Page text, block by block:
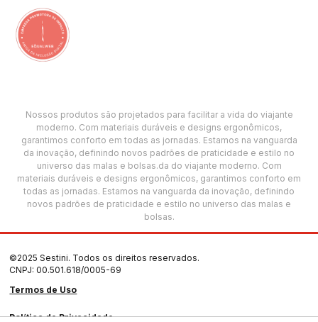
Nossos produtos são projetados para facilitar a vida do viajante
moderno. Com materiais duráveis e designs ergonômicos,
garantimos conforto em todas as jornadas. Estamos na vanguarda
da inovação, definindo novos padrões de praticidade e estilo no
universo das malas e bolsas.da do viajante moderno. Com
materiais duráveis e designs ergonômicos, garantimos conforto em
todas as jornadas. Estamos na vanguarda da inovação, definindo
novos padrões de praticidade e estilo no universo das malas e
bolsas.
©2025 Sestini. Todos os direitos reservados.
CNPJ: 00.501.618/0005-69
Termos de Uso
Política de Privacidade